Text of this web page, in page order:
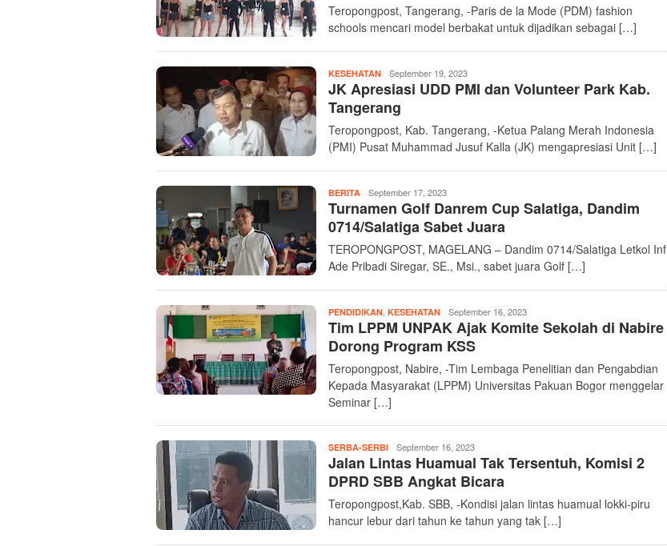
Teropongpost, Tangerang, -Paris de la Mode (PDM) fashion
schools mencari model berbakat untuk dijadikan sebagai […]
KESEHATAN teropongpost
September 19, 2023
JK Apresiasi UDD PMI dan Volunteer Park Kab.
Tangerang
Teropongpost, Kab. Tangerang, -Ketua Palang Merah Indonesia
(PMI) Pusat Muhammad Jusuf Kalla (JK) mengapresiasi Unit […]
BERITA teropongpost
September 17, 2023
Turnamen Golf Danrem Cup Salatiga, Dandim
0714/Salatiga Sabet Juara
TEROPONGPOST, MAGELANG – Dandim 0714/Salatiga Letkol Inf
Ade Pribadi Siregar, SE., Msi., sabet juara Golf […]
PENDIDIKAN KESEHATAN teropongpost
September 16, 2023
Tim LPPM UNPAK Ajak Komite Sekolah di Nabire
Dorong Program KSS
Teropongpost, Nabire, -Tim Lembaga Penelitian dan Pengabdian
Kepada Masyarakat (LPPM) Universitas Pakuan Bogor menggelar
Seminar […]
SERBA-SERBI teropongpost
September 16, 2023
Jalan Lintas Huamual Tak Tersentuh, Komisi 2
DPRD SBB Angkat Bicara
Teropongpost,Kab. SBB, -Kondisi jalan lintas huamual lokki-piru
hancur lebur dari tahun ke tahun yang tak […]